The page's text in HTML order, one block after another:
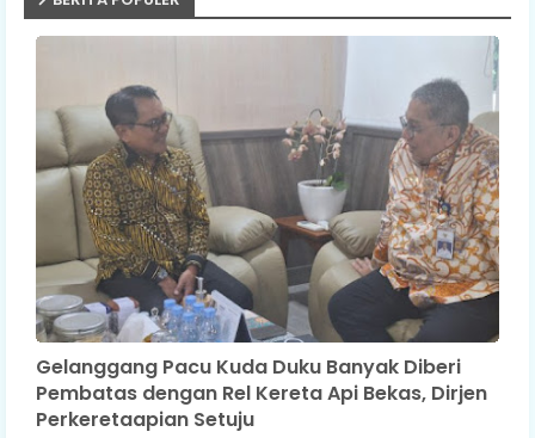
Gelanggang Pacu Kuda Duku Banyak Diberi
Pembatas dengan Rel Kereta Api Bekas, Dirjen
Perkeretaapian Setuju